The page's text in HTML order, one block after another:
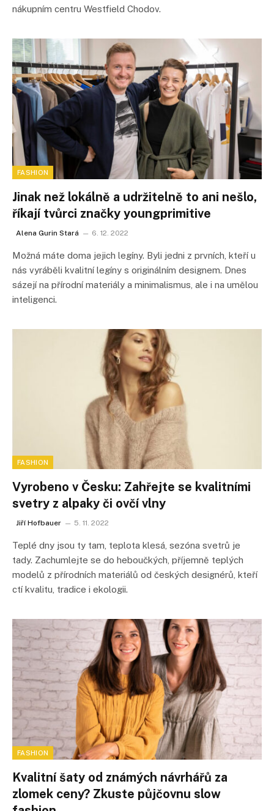
nákupním centru Westfield Chodov.
FASHION
Jinak než lokálně a udržitelně to ani nešlo,
říkají tvůrci značky youngprimitive
Alena Gurin Stará 6. 12. 2022
Možná máte doma jejich legíny. Byli jedni z prvních, kteří u
nás vyráběli kvalitní legíny s originálním designem. Dnes
sázejí na přírodní materiály a minimalismus, ale i na umělou
inteligenci.
FASHION
Vyrobeno v Česku: Zahřejte se kvalitními
svetry z alpaky či ovčí vlny
Jiří Hofbauer 5. 11. 2022
Teplé dny jsou ty tam, teplota klesá, sezóna svetrů je
tady. Zachumlejte se do heboučkých, příjemně teplých
modelů z přírodních materiálů od českých designérů, kteří
ctí kvalitu, tradice i ekologii.
FASHION
Kvalitní šaty od známých návrhářů za
zlomek ceny? Zkuste půjčovnu slow